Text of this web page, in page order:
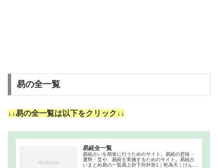
易の全一覧
↓↓易の全一覧は以下をクリック↓↓
易経全一覧
易経占いを簡単に行うためのサイト。易経の意味・
運勢・爻や、易経を実施するためのサイト。易経占
いまとめ易の一覧易上卦下卦卦形1｜乾為天｜けんい